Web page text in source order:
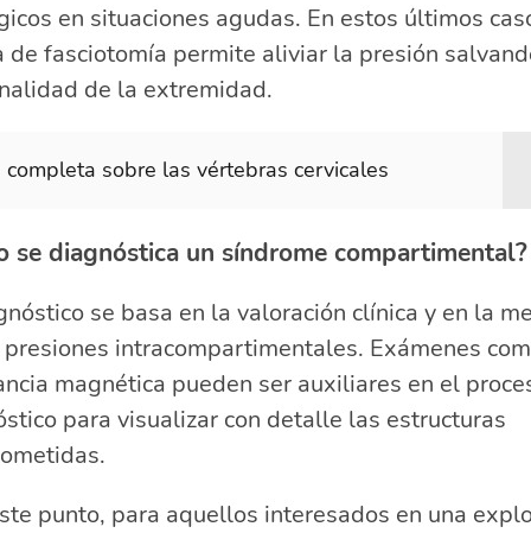
en situaciones agudas. En estos últimos
de fasciotomía permite aliviar la presión
de la extremidad.
completa sobre las vértebras cervicales
se diagnóstica un síndrome compartimental?
se basa en la valoración clínica y en la
intracompartimentales. Exámenes
magnética pueden ser auxiliares en el
para visualizar con detalle las estructuras
punto, para aquellos interesados en una